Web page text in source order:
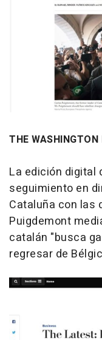
THE WASHINGTON
La edición digital
seguimiento en
Cataluña con las
Puigdemont
catalán "busca
regresar de